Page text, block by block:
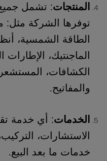
المنتجات: تشمل جميع
توفرها الشركة مثل:
الطاقة الشمسية،
الماجنتيك، الإطارات
الكشافات،
والمفاتيح.
الخدمات: أي خدمة
الاستشارات،
خدمات ما بعد البيع.